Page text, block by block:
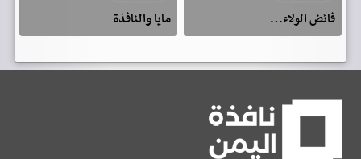
فائض الولاء…
مايا والنافذة